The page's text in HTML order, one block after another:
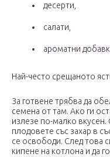
десерти,
салати,
ароматни
Най-често срещаното
За готвене трябва да
семена от там. Ако ги
излезе по-малко вкусен.
плодовете със захар в
се освободи. След това
кипене на котлона и да